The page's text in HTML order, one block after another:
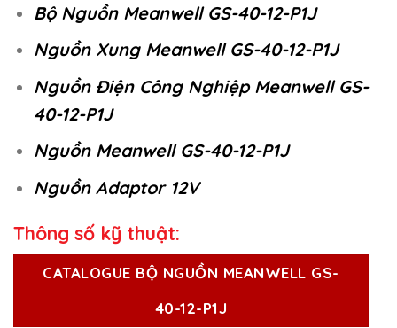
Bộ Nguồn Meanwell GS-40-12-P1J
Nguồn Xung Meanwell GS-40-12-P1J
Nguồn Điện Công Nghiệp Meanwell GS-
40-12-P1J
Nguồn Meanwell GS-40-12-P1J
Nguồn Adaptor 12V
Thông số kỹ thuật:
CATALOGUE BỘ NGUỒN MEANWELL GS-
40-12-P1J